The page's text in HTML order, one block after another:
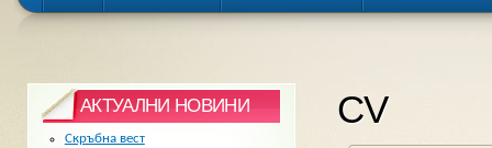
CV
АКТУАЛНИ НОВИНИ
Скръбна вест